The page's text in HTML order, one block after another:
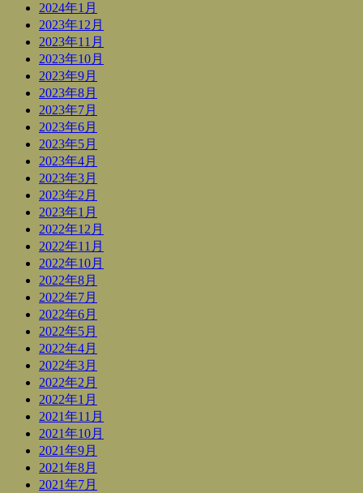
2024年1月
2023年12月
2023年11月
2023年10月
2023年9月
2023年8月
2023年7月
2023年6月
2023年5月
2023年4月
2023年3月
2023年2月
2023年1月
2022年12月
2022年11月
2022年10月
2022年8月
2022年7月
2022年6月
2022年5月
2022年4月
2022年3月
2022年2月
2022年1月
2021年11月
2021年10月
2021年9月
2021年8月
2021年7月